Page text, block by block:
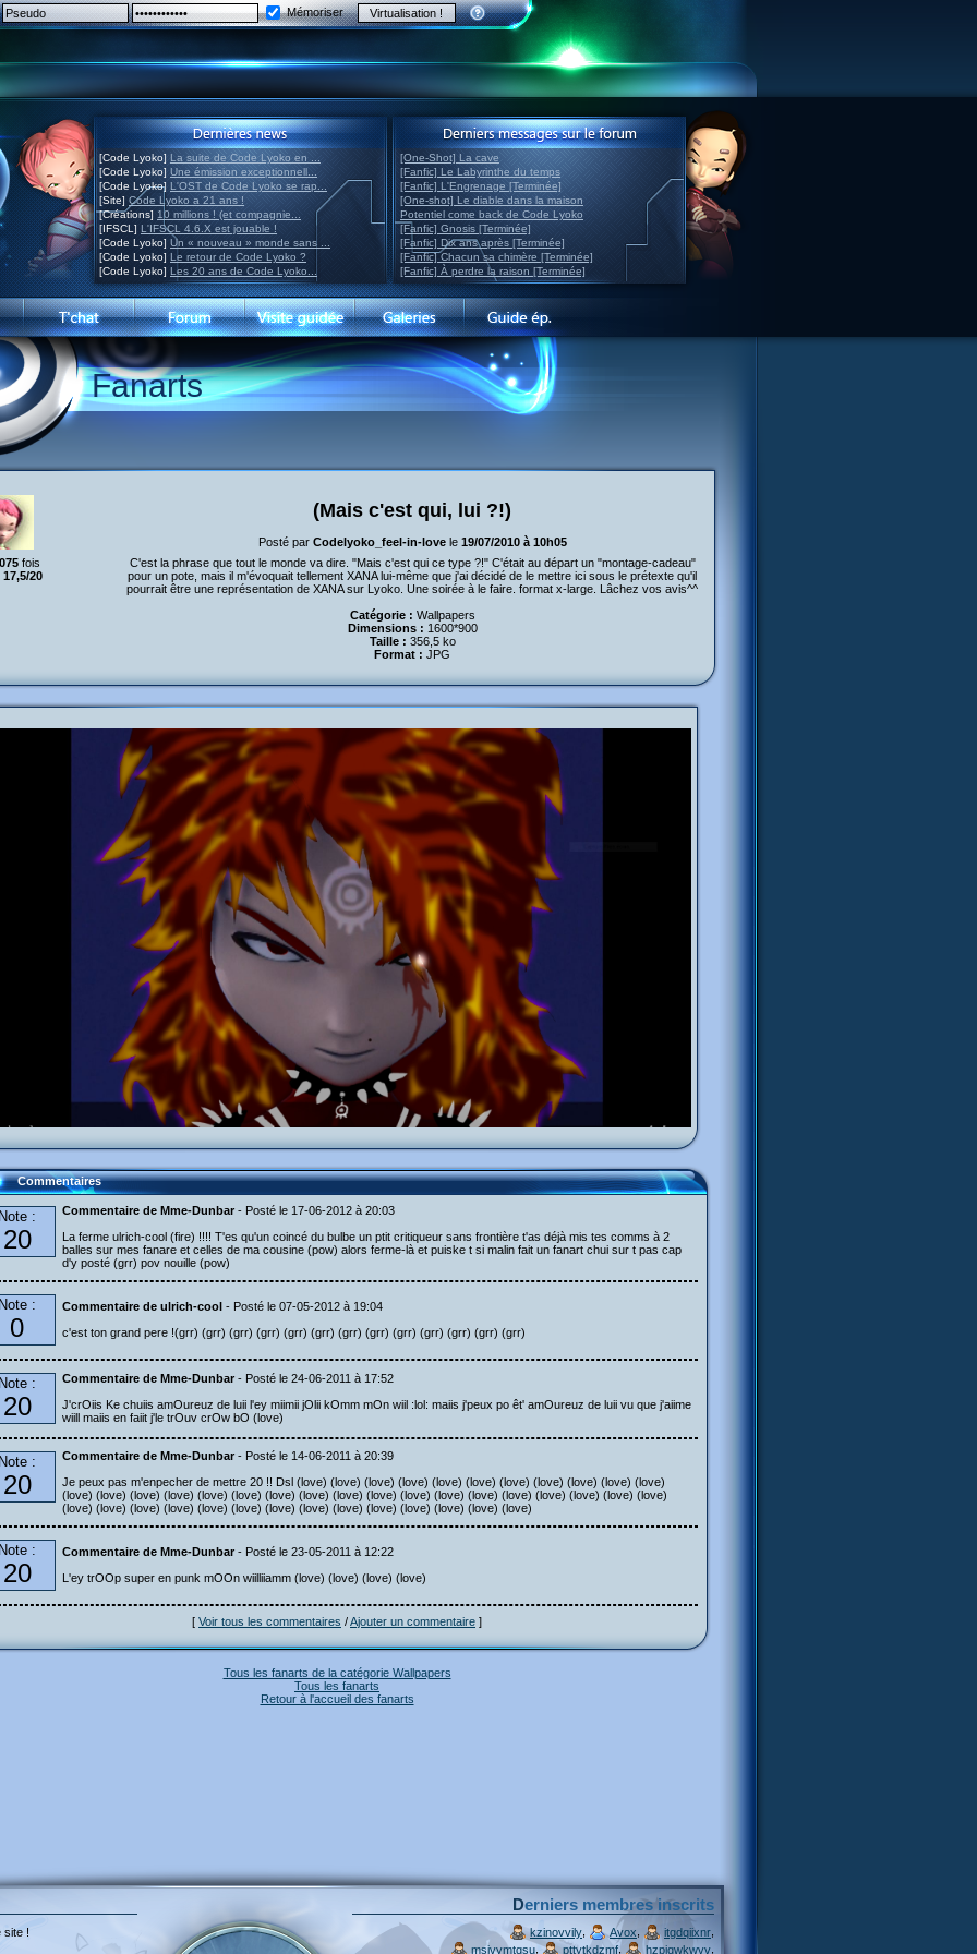
Mémoriser
[Code Lyoko] La suite de Code Lyoko en ...
[Code Lyoko] Une émission exceptionnell...
[Code Lyoko] L'OST de Code Lyoko se rap...
[Site] Code Lyoko a 21 ans !
[Créations] 10 millions ! (et compagnie...
[IFSCL] L'IFSCL 4.6.X est jouable !
[Code Lyoko] Un « nouveau » monde sans ...
[Code Lyoko] Le retour de Code Lyoko ?
[Code Lyoko] Les 20 ans de Code Lyoko...
[One-Shot] La cave
[Fanfic] Le Labyrinthe du temps
[Fanfic] L'Engrenage [Terminée]
[One-shot] Le diable dans la maison
Potentiel come back de Code Lyoko
[Fanfic] Gnosis [Terminée]
[Fanfic] Dix ans après [Terminée]
[Fanfic] Chacun sa chimère [Terminée]
[Fanfic] À perdre la raison [Terminée]
Fanarts
(Mais c'est qui, lui ?!)
Posté par Codelyoko_feel-in-lovele 19/07/2010 à 10h05
fois
17,5/20
C'est la phrase que tout le monde va dire. "Mais c'est qui ce type ?!" C'était au départ un "montage-cadeau"
pour un pote, mais il m'évoquait tellement XANA lui-même que j'ai décidé de le mettre ici sous le prétexte qu'il
pourrait être une représentation de XANA sur Lyoko. Une soirée à le faire. format x-large. Lâchez vos avis^^
Catégorie : Wallpapers
Dimensions : 1600*900
Taille : 356,5 ko
Format : JPG
Commentaires
Note :
20
Commentaire de Mme-Dunbar - Posté le 17-06-2012 à 20:03
La ferme ulrich-cool (fire) !!!! T'es qu'un coincé du bulbe un ptit critiqueur sans frontière t'as déjà mis tes comms à 2
balles sur mes fanare et celles de ma cousine (pow) alors ferme-là et puiske t si malin fait un fanart chui sur t pas cap
d'y posté (grr) pov nouille (pow)
Note :
0
Commentaire de ulrich-cool - Posté le 07-05-2012 à 19:04
c'est ton grand pere !(grr) (grr) (grr) (grr) (grr) (grr) (grr) (grr) (grr) (grr) (grr) (grr) (grr)
Note :
20
Commentaire de Mme-Dunbar - Posté le 24-06-2011 à 17:52
J'crOiis Ke chuiis amOureuz de luii l'ey miimii jOlii kOmm mOn wiil :lol: maiis j'peux po êt' amOureuz de luii vu que j'aiime
wiill maiis en faiit j'le trOuv crOw bO (love)
Note :
20
Commentaire de Mme-Dunbar - Posté le 14-06-2011 à 20:39
Je peux pas m'enpecher de mettre 20 !! Dsl (love) (love) (love) (love) (love) (love) (love) (love) (love) (love) (love)
(love) (love) (love) (love) (love) (love) (love) (love) (love) (love) (love) (love) (love) (love) (love) (love) (love) (love)
(love) (love) (love) (love) (love) (love) (love) (love) (love) (love) (love) (love) (love) (love)
Note :
20
Commentaire de Mme-Dunbar - Posté le 23-05-2011 à 12:22
L'ey trOOp super en punk mOOn wiilliiamm (love) (love) (love) (love)
[ Voir tous les commentaires /Ajouter un commentaire ]
Tous les fanarts de la catégorie Wallpapers
Tous les fanarts
Retour à l'accueil des fanarts
site !
Derniers membres inscrits
kzinovvily Avox itgdqiixnr
msivymtqsu, pttytkdzmf, hzpjqwkwvv